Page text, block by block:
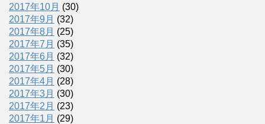
2017年10月 (30)
2017年9月 (32)
2017年8月 (25)
2017年7月 (35)
2017年6月 (32)
2017年5月 (30)
2017年4月 (28)
2017年3月 (30)
2017年2月 (23)
2017年1月 (29)